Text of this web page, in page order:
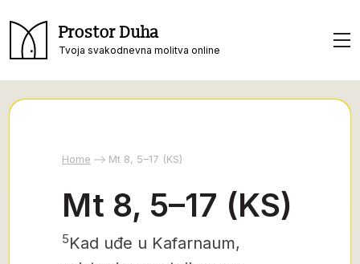
Prostor Duha
Tvoja svakodnevna molitva online
Home Mt 8, 5–17 (KS)
Mt 8, 5–17 (KS)
5Kad uđe u Kafarnaum,